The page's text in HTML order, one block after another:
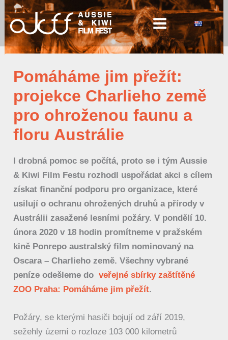
Přeskočit
na
obsah
Pomáháme jim přežít:
projekce Charlieho země
pro ohroženou faunu a
floru Austrálie
I drobná pomoc se počítá, proto se i tým Aussie
& Kiwi Film Festu rozhodl uspořádat akci s cílem
získat finanční podporu pro organizace, které
usilují o ochranu ohrožených druhů a přírody v
Austrálii zasažené lesními požáry. V pondělí 10.
února 2020 v 18 hodin promítneme v pražském
kině Ponrepo australský film nominovaný na
Oscara – Charlieho země. Všechny vybrané
peníze odešleme doveřejné sbírky zaštítěné
ZOO Praha: Pomáháme jim přežít.
Požáry, se kterými hasiči bojují od září 2019,
sežehly území o rozloze 103 000 kilometrů